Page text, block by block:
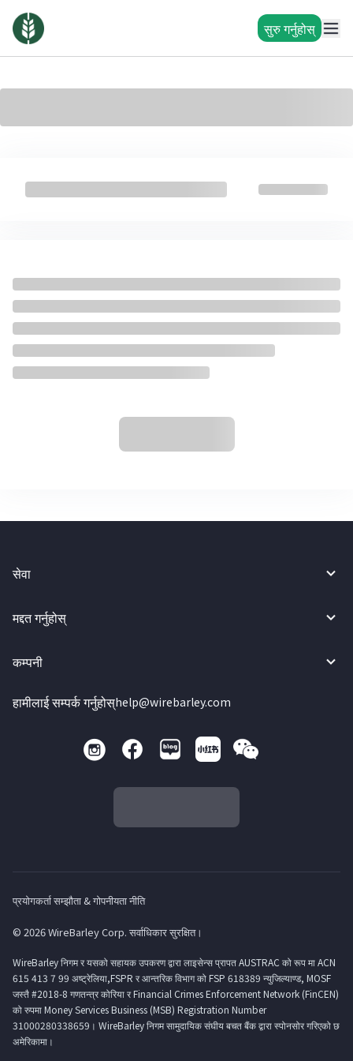
सुरु गर्नुहोस्
सेवा
मद्दत गर्नुहोस्
कम्पनी
हामीलाई सम्पर्क गर्नुहोस्help@wirebarley.com
प्रयोगकर्ता सम्झौता & गोपनीयता नीति
© 2026 WireBarley Corp. सर्वाधिकार सुरक्षित।
WireBarley निगम र यसको सहायक उपकरण द्वारा लाइसेन्स प्रापत AUSTRAC को रूप मा ACN
615 413 7 99 अष्ट्रेलिया,FSPR र आन्तरिक विभाग को FSP 618389 न्युजिल्याण्ड, MOSF
जस्तै #2018-8 गणतन्त्र कोरिया र Financial Crimes Enforcement Network (FinCEN)
को रुपमा Money Services Business (MSB) Registration Number
31000280338659। WireBarley निगम सामुदायिक संघीय बचत बैंक द्वारा स्पोनसोर गरिएको छ
अमेरिकामा।